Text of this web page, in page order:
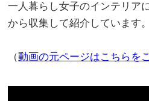
一人暮らし女子のインテリア
から収集して紹介しています。
（動画の元ページはこちらを